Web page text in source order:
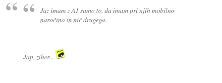
Jaz imam z A1 samo to, da imam pri njih mobilno
naročino in nič drugega.
Jap, ziher...